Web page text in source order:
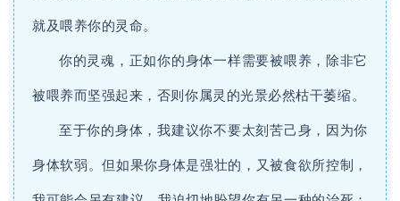
就及喂养你的灵命。
你的灵魂，正如你的身体一样需要被喂养，除非它
被喂养而坚强起来，否则你属灵的光景必然枯干萎缩。
至于你的身体，我建议你不要太刻苦己身，因为你
身体软弱。但如果你身体是强壮的，又被食欲所控制，